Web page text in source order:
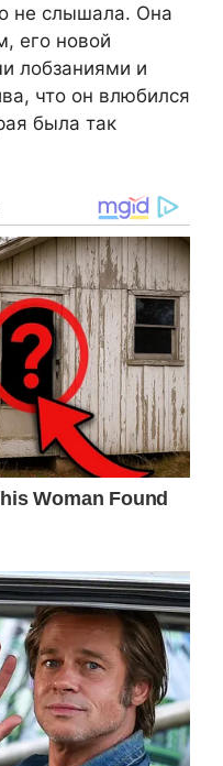
не слышала. Она
его новой
лобзаниями и
что он влюбился
была так